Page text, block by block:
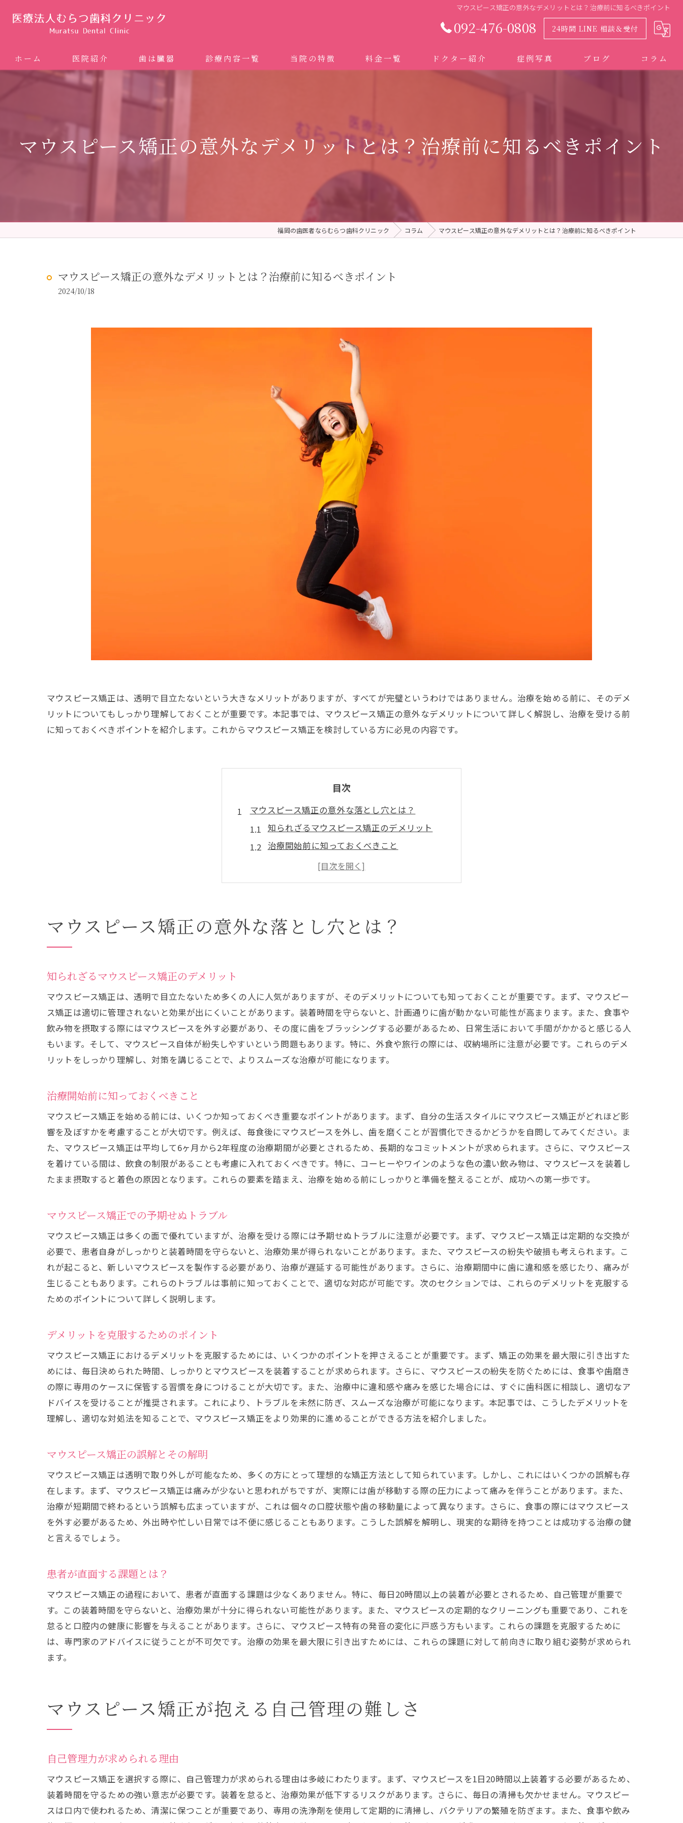
マウスピース矯正の意外なデメリットとは？治療前に知るべきポイント
092-476-0808 24時間 LINE 相談＆受付
ホーム 医院紹介 歯は臓器 診療内容一覧
矯正歯科 (インビザライン、マウスピース矯正）
ホワイトニング
予防歯科 (メンテナンス)
当院の特徴
ドクターむらつのワンライン歯臓ブラシ
料金一覧 ドクター紹介 症例写真 ブログ コラム
マウスピース矯正の意外なデメリットとは？治療前に知るべきポイント
福岡の歯医者ならむらつ歯科クリニック コラム マウスピース矯正の意外なデメリットとは？治療前に知るべきポイント
マウスピース矯正の意外なデメリットとは？治療前に知るべきポイント
2024/10/18
マウスピース矯正は、透明で目立たないという大きなメリットがありますが、すべてが完璧というわけではありません。治療を始める前に、そのデメ
リットについてもしっかり理解しておくことが重要です。本記事では、マウスピース矯正の意外なデメリットについて詳しく解説し、治療を受ける前
に知っておくべきポイントを紹介します。これからマウスピース矯正を検討している方に必見の内容です。
目次
マウスピース矯正の意外な落とし穴とは？
知られざるマウスピース矯正のデメリット
治療開始前に知っておくべきこと
マウスピース矯正での予期せぬトラブル
デメリットを克服するためのポイント
患者が直面する課題とは？
マウスピース矯正が抱える自己管理の難しさ
マウスピース矯正とモチベーション維持
成功するための自己管理方法
マウスピース矯正の注意点: 紛失リスクとその対策
マウスピースを安全に保管する方法
紛失時の対応策とその重要性
マウスピース矯正における慎重さの必要性
紛失対策を強化するための手段
マウスピース矯正が不向きなケースとは？
マウスピース矯正が適用できない症例
専門家と相談する重要性
適切な治療法を選ぶための指針
マウスピース矯正が勧められない場合
快適に過ごすための工夫
装着時間を確保するためのヒント
ストレスの原因とその対処法
精神的負担を和らげる手段
日常生活で注意すべきこと
破損リスクを最小限にするには
マウスピースの取り扱い方
破損時の対処法と予防策
食事制限とその影響
食事のタイミングとマウスピース
食べ物がマウスピースに与える影響
食事の際のトラブル回避法
多くの患者が直面する課題
最大のデメリットを克服する方法
長期的視点で考えることの重要性
記事監修 村津大地
マウスピース矯正の意外な落とし穴とは？
知られざるマウスピース矯正のデメリット
マウスピース矯正は、透明で目立たないため多くの人に人気がありますが、そのデメリットについても知っておくことが重要です。まず、マウスピー
ス矯正は適切に管理されないと効果が出にくいことがあります。装着時間を守らないと、計画通りに歯が動かない可能性が高まります。また、食事や
飲み物を摂取する際にはマウスピースを外す必要があり、その度に歯をブラッシングする必要があるため、日常生活において手間がかかると感じる人
もいます。そして、マウスピース自体が紛失しやすいという問題もあります。特に、外食や旅行の際には、収納場所に注意が必要です。これらのデメ
リットをしっかり理解し、対策を講じることで、よりスムーズな治療が可能になります。
治療開始前に知っておくべきこと
マウスピース矯正を始める前には、いくつか知っておくべき重要なポイントがあります。まず、自分の生活スタイルにマウスピース矯正がどれほど影
響を及ぼすかを考慮することが大切です。例えば、毎食後にマウスピースを外し、歯を磨くことが習慣化できるかどうかを自問してみてください。ま
た、マウスピース矯正は平均して6ヶ月から2年程度の治療期間が必要とされるため、長期的なコミットメントが求められます。さらに、マウスピース
を着けている間は、飲食の制限があることも考慮に入れておくべきです。特に、コーヒーやワインのような色の濃い飲み物は、マウスピースを装着し
たまま摂取すると着色の原因となります。これらの要素を踏まえ、治療を始める前にしっかりと準備を整えることが、成功への第一歩です。
マウスピース矯正での予期せぬトラブル
マウスピース矯正は多くの面で優れていますが、治療を受ける際には予期せぬトラブルに注意が必要です。まず、マウスピース矯正は定期的な交換が
必要で、患者自身がしっかりと装着時間を守らないと、治療効果が得られないことがあります。また、マウスピースの紛失や破損も考えられます。こ
れが起こると、新しいマウスピースを製作する必要があり、治療が遅延する可能性があります。さらに、治療期間中に歯に違和感を感じたり、痛みが
生じることもあります。これらのトラブルは事前に知っておくことで、適切な対応が可能です。次のセクションでは、これらのデメリットを克服する
ためのポイントについて詳しく説明します。
デメリットを克服するためのポイント
マウスピース矯正におけるデメリットを克服するためには、いくつかのポイントを押さえることが重要です。まず、矯正の効果を最大限に引き出すた
めには、毎日決められた時間、しっかりとマウスピースを装着することが求められます。さらに、マウスピースの紛失を防ぐためには、食事や歯磨き
の際に専用のケースに保管する習慣を身につけることが大切です。また、治療中に違和感や痛みを感じた場合には、すぐに歯科医に相談し、適切なア
ドバイスを受けることが推奨されます。これにより、トラブルを未然に防ぎ、スムーズな治療が可能になります。本記事では、こうしたデメリットを
理解し、適切な対処法を知ることで、マウスピース矯正をより効果的に進めることができる方法を紹介しました。
マウスピース矯正の誤解とその解明
マウスピース矯正は透明で取り外しが可能なため、多くの方にとって理想的な矯正方法として知られています。しかし、これにはいくつかの誤解も存
在します。まず、マウスピース矯正は痛みが少ないと思われがちですが、実際には歯が移動する際の圧力によって痛みを伴うことがあります。また、
治療が短期間で終わるという誤解も広まっていますが、これは個々の口腔状態や歯の移動量によって異なります。さらに、食事の際にはマウスピース
を外す必要があるため、外出時や忙しい日常では不便に感じることもあります。こうした誤解を解明し、現実的な期待を持つことは成功する治療の鍵
と言えるでしょう。
患者が直面する課題とは？
マウスピース矯正の過程において、患者が直面する課題は少なくありません。特に、毎日20時間以上の装着が必要とされるため、自己管理が重要で
す。この装着時間を守らないと、治療効果が十分に得られない可能性があります。また、マウスピースの定期的なクリーニングも重要であり、これを
怠ると口腔内の健康に影響を与えることがあります。さらに、マウスピース特有の発音の変化に戸惑う方もいます。これらの課題を克服するために
は、専門家のアドバイスに従うことが不可欠です。治療の効果を最大限に引き出すためには、これらの課題に対して前向きに取り組む姿勢が求められ
ます。
マウスピース矯正が抱える自己管理の難しさ
自己管理力が求められる理由
マウスピース矯正を選択する際に、自己管理力が求められる理由は多岐にわたります。まず、マウスピースを1日20時間以上装着する必要があるため、
装着時間を守るための強い意志が必要です。装着を怠ると、治療効果が低下するリスクがあります。さらに、毎日の清掃も欠かせません。マウスピー
スは口内で使われるため、清潔に保つことが重要であり、専用の洗浄剤を使用して定期的に清掃し、バクテリアの繁殖を防ぎます。また、食事や飲み